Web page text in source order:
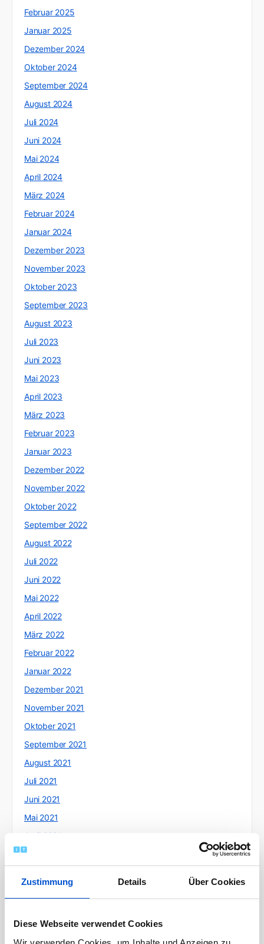
Zustimmung Details Über Cookies
Diese Webseite verwendet Cookies
Februar 2025
Januar 2025
Dezember 2024
Oktober 2024
September 2024
August 2024
Juli 2024
Juni 2024
Mai 2024
April 2024
März 2024
Februar 2024
Januar 2024
Dezember 2023
November 2023
Oktober 2023
September 2023
August 2023
Juli 2023
Juni 2023
Mai 2023
April 2023
März 2023
Februar 2023
Januar 2023
Dezember 2022
November 2022
Oktober 2022
September 2022
August 2022
Juli 2022
Juni 2022
Mai 2022
April 2022
März 2022
Februar 2022
Januar 2022
Dezember 2021
November 2021
Oktober 2021
September 2021
August 2021
Juli 2021
Juni 2021
Mai 2021
April 2021
März 2021
November 2020